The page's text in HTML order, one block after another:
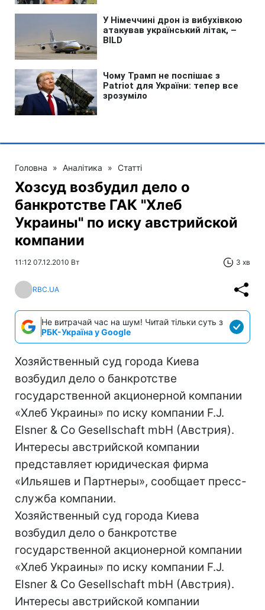
Головна » Аналітика » Статті
Хозсуд возбудил дело о
банкротстве ГАК "Хлеб
Украины" по иску австрийской
компании
11:12 07.12.2010 Вт 3 хв
RBC.UA
Не витрачай час на шум! Читай тільки суть з
РБК-Україна у Google
Хозяйственный суд города Киева
возбудил дело о банкротстве
государственной акционерной компании
«Хлеб Украины» по иску компании F.J.
Elsner & Co Gesellschaft mbH (Австрия).
Интересы австрийской компании
представляет юридическая фирма
«Ильяшев и Партнеры», сообщает пресс-
служба компании.
Хозяйственный суд города Киева
возбудил дело о банкротстве
государственной акционерной компании
«Хлеб Украины» по иску компании F.J.
Elsner & Co Gesellschaft mbH (Австрия).
Интересы австрийской компании